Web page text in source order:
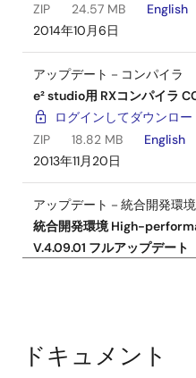
ZIP
24.57 MB
English
2014年10月6日
アップデート－コンパイラ
e² studio用 RXコンパイラ
ログインしてダウンロー
ZIP
18.82 MB
English
2013年11月20日
アップデート－統合開発環境
統合開発環境 High-
V.4.09.01 フルアップデート
アップデート－コンパイラ
ドキュメント